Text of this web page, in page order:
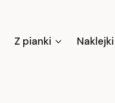
Z pianki Naklejki